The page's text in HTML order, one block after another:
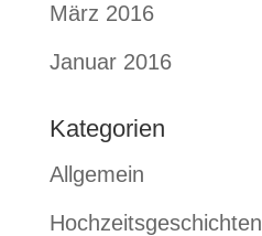
März 2016
Januar 2016
Kategorien
Allgemein
Hochzeitsgeschichten